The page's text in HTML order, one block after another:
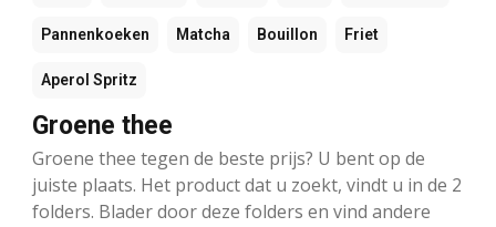
Pannenkoeken Matcha Bouillon Friet
Aperol Spritz
Groene thee
Groene thee tegen de beste prijs? U bent op de
juiste plaats. Het product dat u zoekt, vindt u in de 2
folders. Blader door deze folders en vind andere